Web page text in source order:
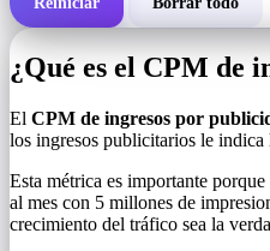
Costo total de una campaña
Número de impresiones
¿Qué es el CPM de
El CPM de ingresos por
los ingresos publicitarios le indica
Esta métrica es importante
al mes con 5 millones de
crecimiento del tráfico sea la